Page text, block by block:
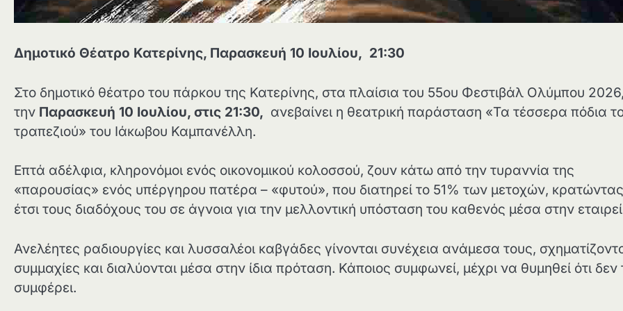
Δημοτικό Θέατρο Κατερίνης, Παρασκευή 10 Ιουλίου, 21:30
Στο δημοτικό θέατρο του πάρκου της Κατερίνης, στα πλαίσια του 55ου Φεστιβάλ Ολύμπου
την Παρασκευή 10 Ιουλίου, στις 21:30, ανεβαίνει η θεατρική παράσταση «Τα τέσσερα πόδια
τραπεζιού» του Ιάκωβου Καμπανέλλη.
Επτά αδέλφια, κληρονόμοι ενός οικονομικού κολοσσού, ζουν κάτω από την τυραννία της
«παρουσίας» ενός υπέργηρου πατέρα – «φυτού», που διατηρεί το 51% των μετοχών, κρατώντας
έτσι τους διαδόχους του σε άγνοια για την μελλοντική υπόσταση του καθενός μέσα στην
Ανελέητες ραδιουργίες και λυσσαλέοι καβγάδες γίνονται συνέχεια ανάμεσα τους,
συμμαχίες και διαλύονται μέσα στην ίδια πρόταση. Κάποιος συμφωνεί, μέχρι να θυμηθεί ότι δεν
συμφέρει.